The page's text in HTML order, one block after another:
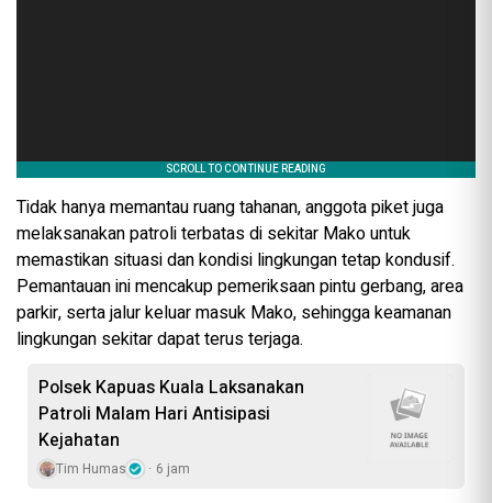
Tidak hanya memantau ruang tahanan, anggota piket juga
melaksanakan patroli terbatas di sekitar Mako untuk
memastikan situasi dan kondisi lingkungan tetap kondusif.
Pemantauan ini mencakup pemeriksaan pintu gerbang, area
parkir, serta jalur keluar masuk Mako, sehingga keamanan
lingkungan sekitar dapat terus terjaga.
Polsek Kapuas Kuala Laksanakan
Patroli Malam Hari Antisipasi
Kejahatan
Tim Humas 6 jam